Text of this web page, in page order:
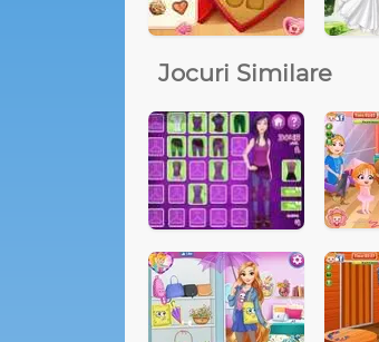
Jocuri Similare